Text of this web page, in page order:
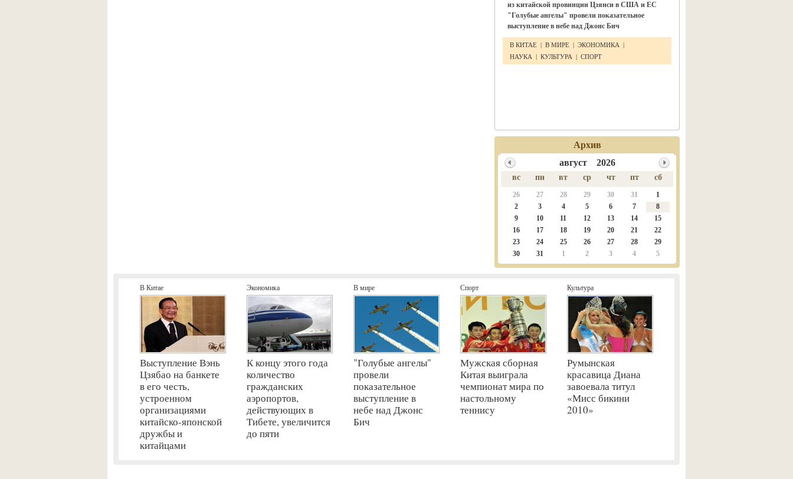
из китайской провинции Цзянси в США и ЕС
"Голубые ангелы" провели показательное
выступление в небе над Джонс Бич
В КИТАЕ | В МИРЕ | ЭКОНОМИКА |
НАУКА | КУЛЬТУРА | СПОРТ
Архив
август 2026
вс пн вт ср чт пт сб
26 27 28 29 30 31
1
2
3 4 5 6 7
8
9
10 11 12 13 14
15
16
17 18 19 20 21
22
23
24 25 26 27 28
29
30
31 1 2 3 4 5
В Китае
Выступление Вэнь
Цзябао на банкете
в его честь,
устроенном
организациями
китайско-японской
дружбы и
китайцами
Экономика
К концу этого года
количество
гражданских
аэропортов,
действующих в
Тибете, увеличится
до пяти
В мире
"Голубые ангелы"
провели
показательное
выступление в
небе над Джонс
Бич
Спорт
Мужская сборная
Китая выиграла
чемпионат мира по
настольному
теннису
Культура
Румынская
красавица Диана
завоевала титул
«Мисс бикини
2010»